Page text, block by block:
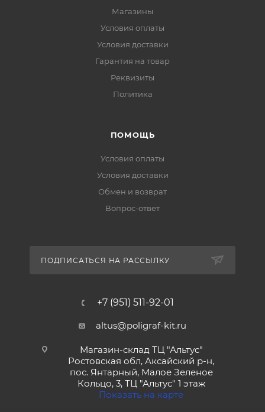
Магазины
Условия оплаты
Условия доставки
Гарантия на товар
Реквизиты
Политика
ПОМОЩЬ
Условия оплаты
Условия доставки
Обмен и возврат
Вопрос-ответ
ПОДПИСАТЬСЯ НА РАССЫЛКУ
+7 (951) 511-92-01
altus@poligraf-kit.ru
Магазин-склад ТЦ "Альтус"
Ростовская обл, Аксайский р-н,
пос. Янтарный, Малое Зеленое
Кольцо, 3, ТЦ "Альтус" 1 этаж
Показать на карте